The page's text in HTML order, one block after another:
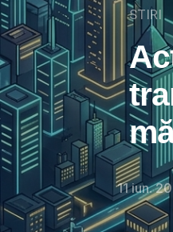
STIRI
11 iun.